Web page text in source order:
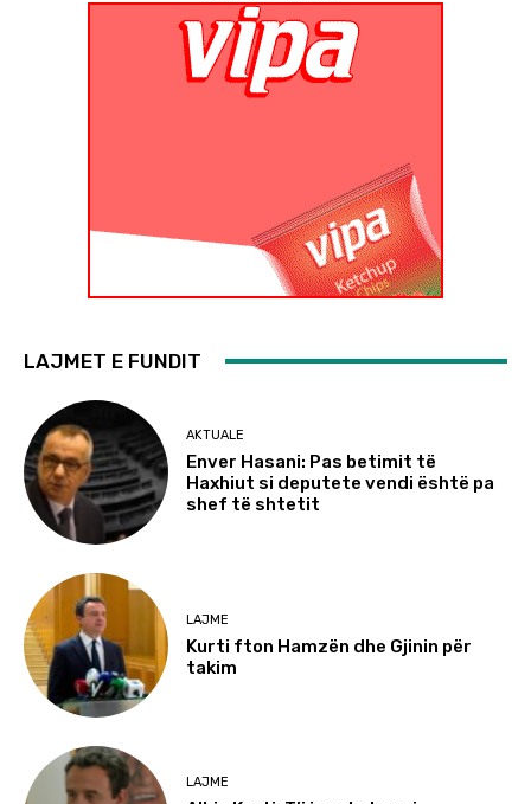
LAJMET E FUNDIT
AKTUALE
Enver Hasani: Pas betimit të
Haxhiut si deputete vendi është pa
shef të shtetit
LAJME
Kurti fton Hamzën dhe Gjinin për
takim
LAJME